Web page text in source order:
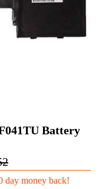
Battery
day money back!